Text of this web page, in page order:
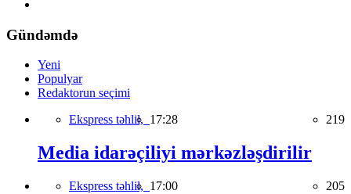
Gündəmdə
Yeni
Populyar
Redaktorun seçimi
Ekspress təhlil, 17:28 219
Media idarəçiliyi mərkəzləşdirilir
Ekspress təhlil, 17:00 205